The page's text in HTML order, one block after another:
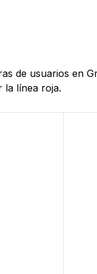
de usuarios en
la línea roja.